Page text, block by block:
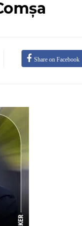
Share on Facebook